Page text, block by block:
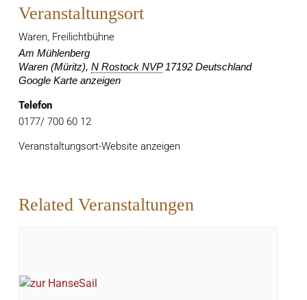
Veranstaltungsort
Waren, Freilichtbühne
Am Mühlenberg
Waren (Müritz), N Rostock NVP 17192 Deutschland
Google Karte anzeigen
Telefon
0177/ 700 60 12
Veranstaltungsort-Website anzeigen
Related Veranstaltungen